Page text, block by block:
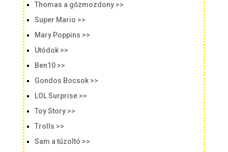
Thomas a gőzmozdony >>
Super Mario >>
Mary Poppins >>
Utódok >>
Ben10 >>
Gondos Bocsok >>
LOL Surprise >>
Toy Story >>
Trolls >>
Sam a tűzoltó >>